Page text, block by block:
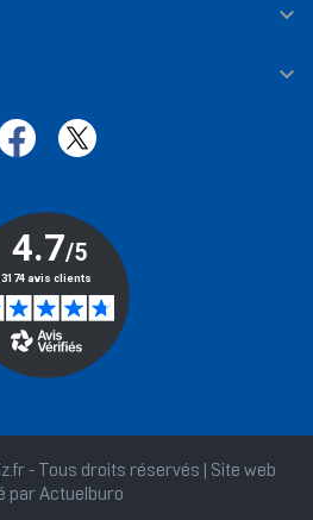


- Tous droits réservés | Site web
par Actuelburo